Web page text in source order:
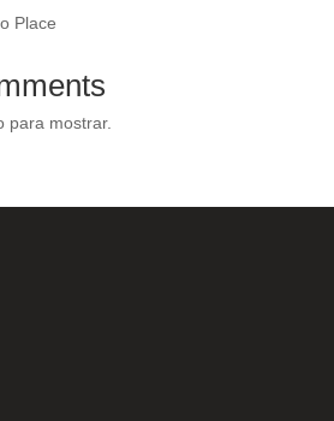
Place
para mostrar.